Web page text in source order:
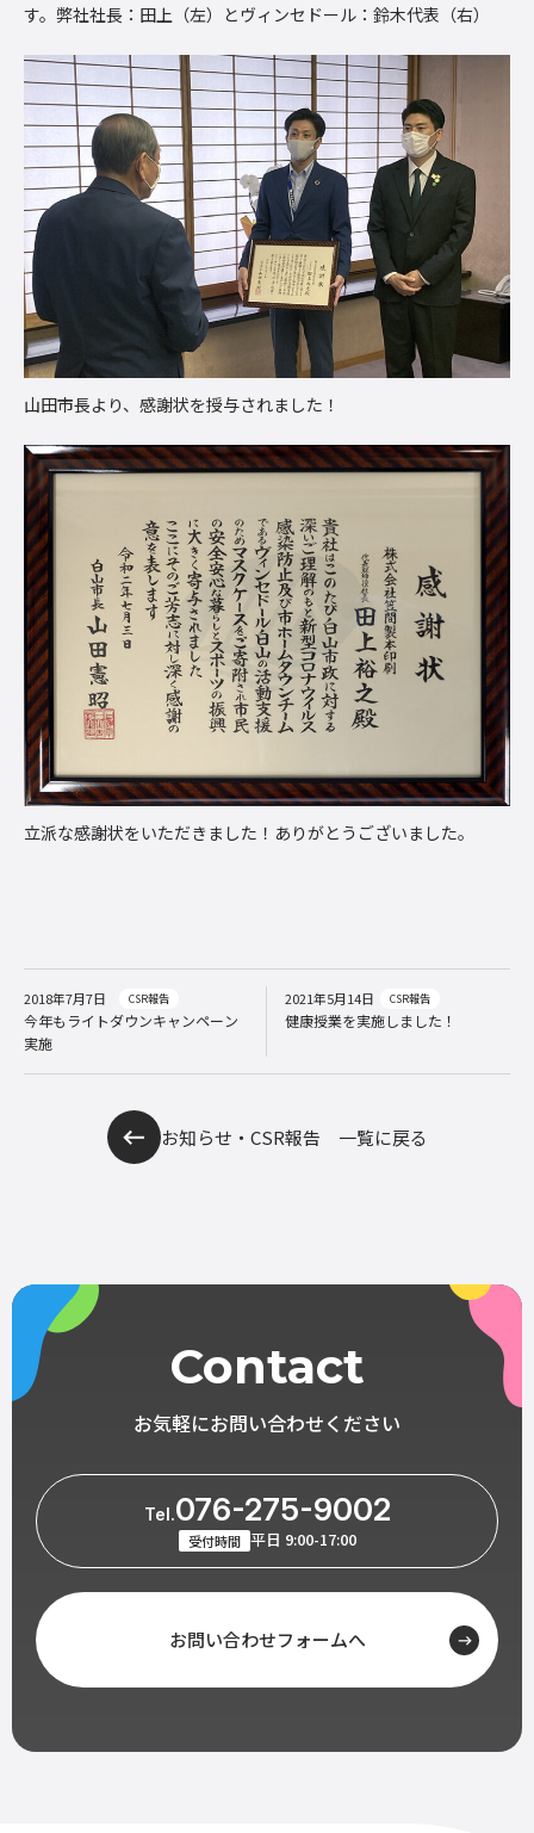
す。弊社社長：田上（左）とヴィンセドール：鈴木代表（右）
山田市長より、感謝状を授与されました！
立派な感謝状をいただきました！ありがとうございました。
2018年7月7日 CSR報告
今年もライトダウンキャンペーン
実施
2021年5月14日 CSR報告
健康授業を実施しました！
お知らせ・CSR報告 一覧に戻る
Contact
お気軽にお問い合わせください
Tel.076-275-9002
受付時間 平日 9:00-17:00
お問い合わせフォームへ